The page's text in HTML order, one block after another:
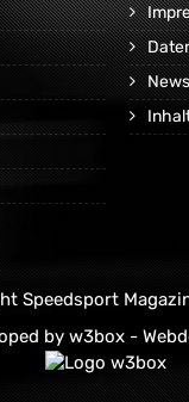
Speedsport
by w3box -